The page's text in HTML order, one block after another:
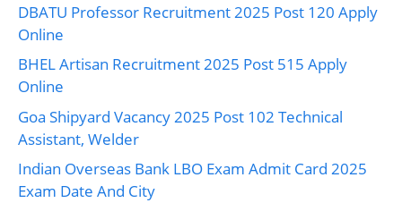
DBATU Professor Recruitment 2025 Post 120 Apply
Online
BHEL Artisan Recruitment 2025 Post 515 Apply
Online
Goa Shipyard Vacancy 2025 Post 102 Technical
Assistant, Welder
Indian Overseas Bank LBO Exam Admit Card 2025
Exam Date And City